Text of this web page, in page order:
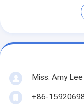
Miss. Amy Lee
+86-